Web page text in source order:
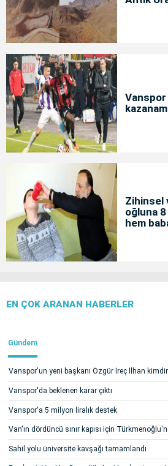
Zihinsel
oğluna 8
hem
EN ÇOK ARANAN HABERLER
Gündem
Vanspor'un yeni başkanı Özgür İreç İlhan
Vanspor'da beklenen karar çıktı
Vanspor'a 5 milyon liralık destek
Van'ın dördüncü sınır kapısı için
Sahil yolu üniversite kavşağı tamamlandı